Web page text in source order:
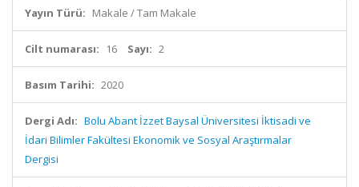
Yayın Türü: Makale / Tam Makale
Cilt numarası: 16 Sayı: 2
Basım Tarihi: 2020
Dergi Adı: Bolu Abant İzzet Baysal Üniversitesi İktisadi ve
İdari Bilimler Fakültesi Ekonomik ve Sosyal Araştırmalar
Dergisi